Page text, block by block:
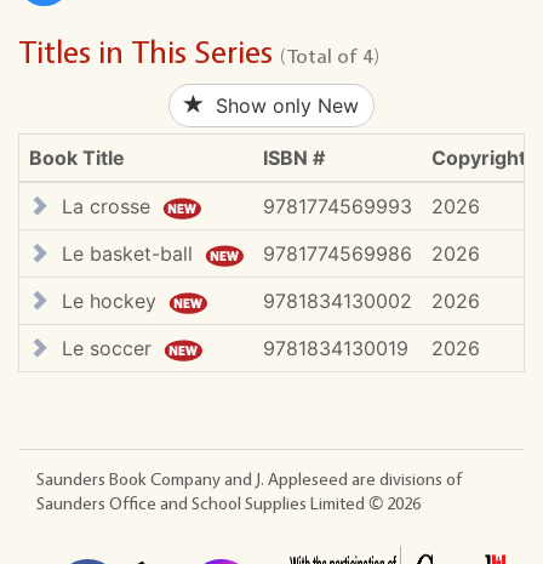
Titles in This Series (Total of 4)
Show only New
Book Title ISBN #
Copyright
La crosse
9781774569993
2026
Le basket-ball
9781774569986
2026
Le hockey
9781834130002
2026
Le soccer
9781834130019 2026
Saunders Book Company and J. Appleseed are divisions of
Saunders Office and School Supplies Limited © 2026